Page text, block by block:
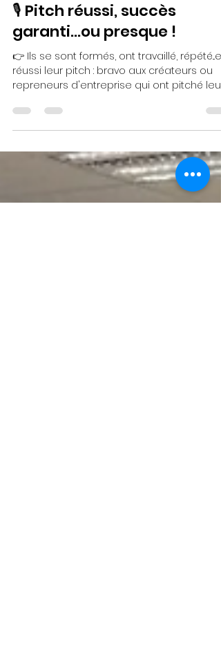
hubertgallais
24 sept. 2024
1 min de lecture
🎙️ Pitch réussi, succès
garanti...ou presque !
👉 Ils se sont formés, ont travaillé, répété...et